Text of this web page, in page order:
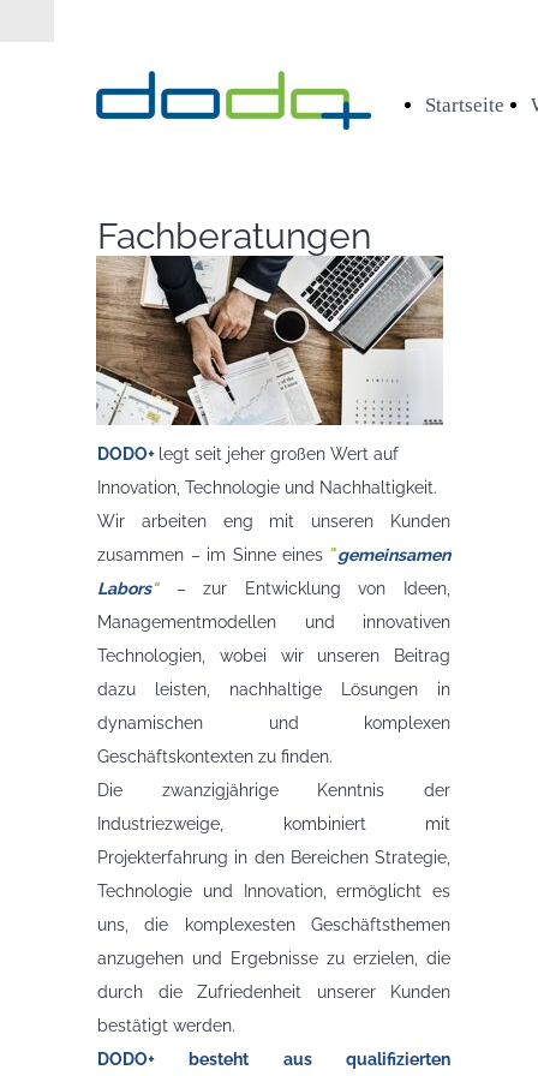
Startseite
Fachberatungen
DODO+ legt seit jeher großen Wert auf
Innovation, Technologie und Nachhaltigkeit.
Wir arbeiten eng mit unseren Kunden
zusammen – im Sinne eines "gemeinsamen
Labors"
– zur Entwicklung von Ideen,
Managementmodellen und innovativen
Technologien, wobei wir unseren Beitrag
dazu leisten, nachhaltige Lösungen in
dynamischen und komplexen
Geschäftskontexten zu finden.
Die zwanzigjährige Kenntnis der
Industriezweige, kombiniert mit
Projekterfahrung in den Bereichen Strategie,
Technologie und Innovation, ermöglicht es
uns, die komplexesten Geschäftsthemen
anzugehen und Ergebnisse zu erzielen, die
durch die Zufriedenheit unserer Kunden
bestätigt werden.
DODO+ besteht aus qualifizierten